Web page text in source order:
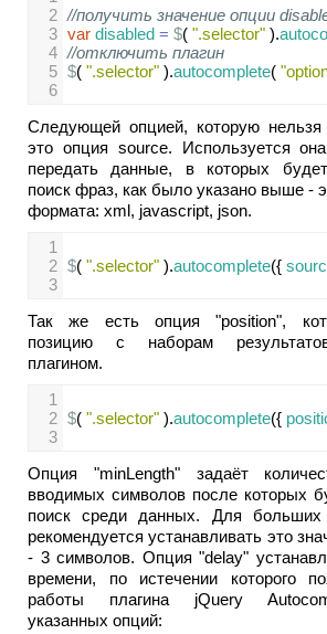
2 //получить значение опции
3 var disabled = $( ".selector" ).
4 //отключить плагин
5 $( ".selector" ).autocomplete(
6
Следующей опцией, которую нельзя
это опция source. Используется
передать данные, в которых
поиск фраз, как было указано выше -
формата: xml, javascript, json.
1
2 $( ".selector" ).autocomplete({
3
Так же есть опция "position",
позицию с наборам
плагином.
1
2 $( ".selector" ).autocomplete({
3
Опция "minLength" задаёт
вводимых символов после которых
поиск среди данных. Для
рекомендуется устанавливать это
- 3 символов. Опция "delay"
времени, по истечении которого
работы плагина jQuery
указанных опций: